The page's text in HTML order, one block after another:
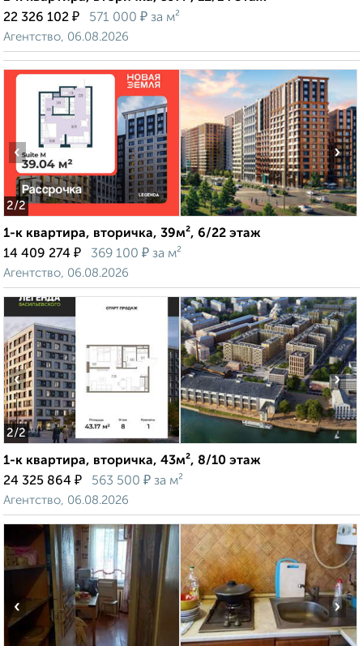
22 326 102 ₽ 571 000 ₽ за м²
Агентство, 06.08.2026
2/2
‹ ›
1-к квартира, вторичка, 39м², 6/22 этаж
14 409 274 ₽ 369 100 ₽ за м²
Агентство, 06.08.2026
2/2
‹ ›
1-к квартира, вторичка, 43м², 8/10 этаж
24 325 864 ₽ 563 500 ₽ за м²
Агентство, 06.08.2026
‹ ›